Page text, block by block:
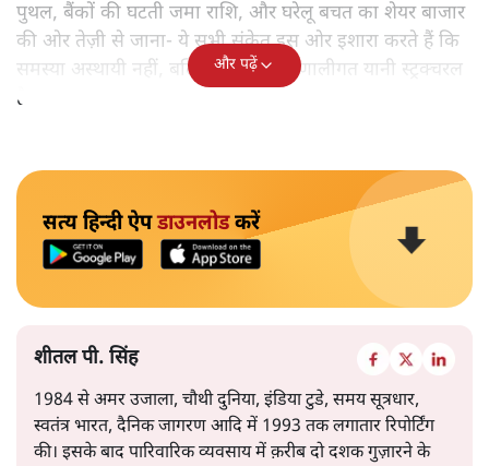
पुथल, बैंकों की घटती जमा राशि, और घरेलू बचत का शेयर बाजार
की ओर तेज़ी से जाना- ये सभी संकेत इस ओर इशारा करते हैं कि
समस्या अस्थायी नहीं, बल्कि गहरी और प्रणालीगत यानी स्ट्रक्चरल
है।
और पढ़ें
सत्य हिन्दी ऐपडाउनलोडकरें
शीतल पी. सिंह
1984 से अमर उजाला, चौथी दुनिया, इंडिया टुडे, समय सूत्रधार,
स्वतंत्र भारत, दैनिक जागरण आदि में 1993 तक लगातार रिपोर्टिंग
की। इसके बाद पारिवारिक व्यवसाय में क़रीब दो दशक गुज़ारने के